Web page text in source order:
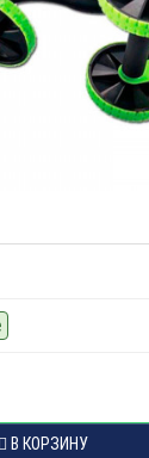
В КОРЗИНУ